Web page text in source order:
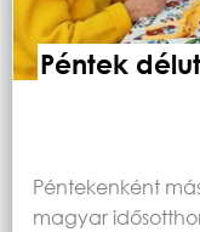
Péntek
Péntekenként
magyar